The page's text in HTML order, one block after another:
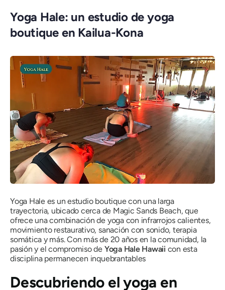
Yoga Hale: un estudio de yoga
boutique en Kailua-Kona
Yoga Hale es un estudio boutique con una larga
trayectoria, ubicado cerca de Magic Sands Beach, que
ofrece una combinación de yoga con infrarrojos calientes,
movimiento restaurativo, sanación con sonido, terapia
somática y más. Con más de 20 años en la comunidad, la
pasión y el compromiso de Yoga Hale Hawaii con esta
disciplina permanecen inquebrantables
Descubriendo el yoga en